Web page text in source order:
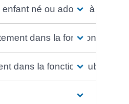
né ou adopté à partir
dans la fonction
dans la fonction publique